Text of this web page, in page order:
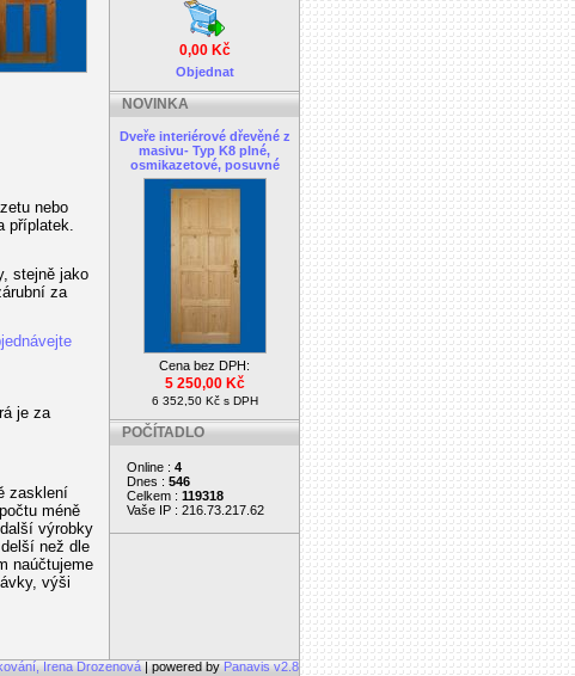
nebo
příplatek.
stejně jako
za
je za
zasklení
méně
výrobky
než dle
naúčtujeme
výši
0,00 Kč
Objednat
NOVINKA
Dveře interiérové dřevěné z
masivu- Typ K8 plné,
osmikazetové, posuvné
Cena bez DPH:
5 250,00 Kč
6 352,50 Kč s DPH
POČÍTADLO
Online : 4
Dnes : 546
Celkem : 119318
Vaše IP : 216.73.217.62
Irena Drozenová | powered by Panavis v2.8